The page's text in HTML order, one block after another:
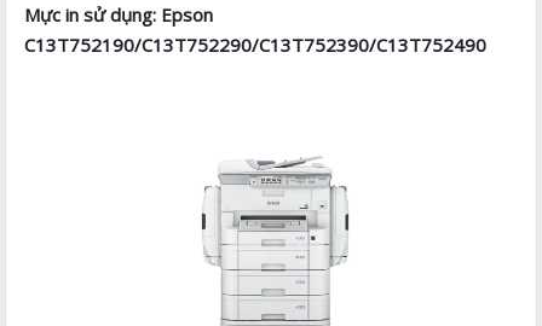
Mực in sử dụng: Epson
C13T752190/C13T752290/C13T752390/C13T752490